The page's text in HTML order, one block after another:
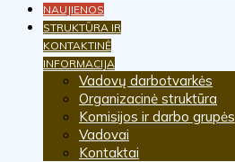
NAUJIENOS
STRUKTŪRA IR
KONTAKTINĖ
INFORMACIJA
Vadovų darbotvarkės
Organizacinė struktūra
Komisijos ir darbo grupės
Vadovai
Kontaktai